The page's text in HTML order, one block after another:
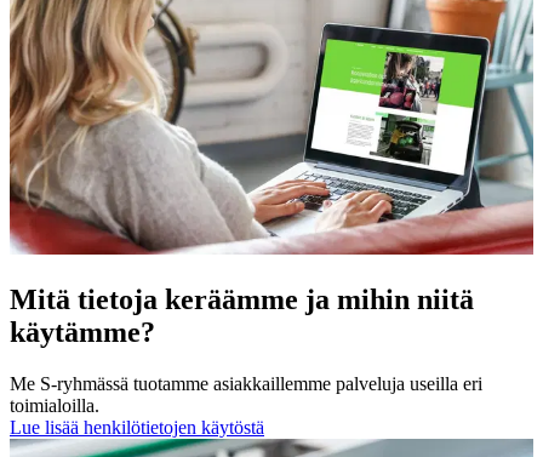
Mitä tietoja keräämme ja mihin niitä
käytämme?
Me S-ryhmässä tuotamme asiakkaillemme palveluja useilla eri
toimialoilla.
Lue lisää henkilötietojen käytöstä